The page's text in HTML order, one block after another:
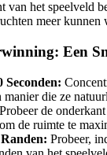
van het speelveld
meer kunnen
Een
Seconden:
manier die ze
de
de ruimte te
Probeer,